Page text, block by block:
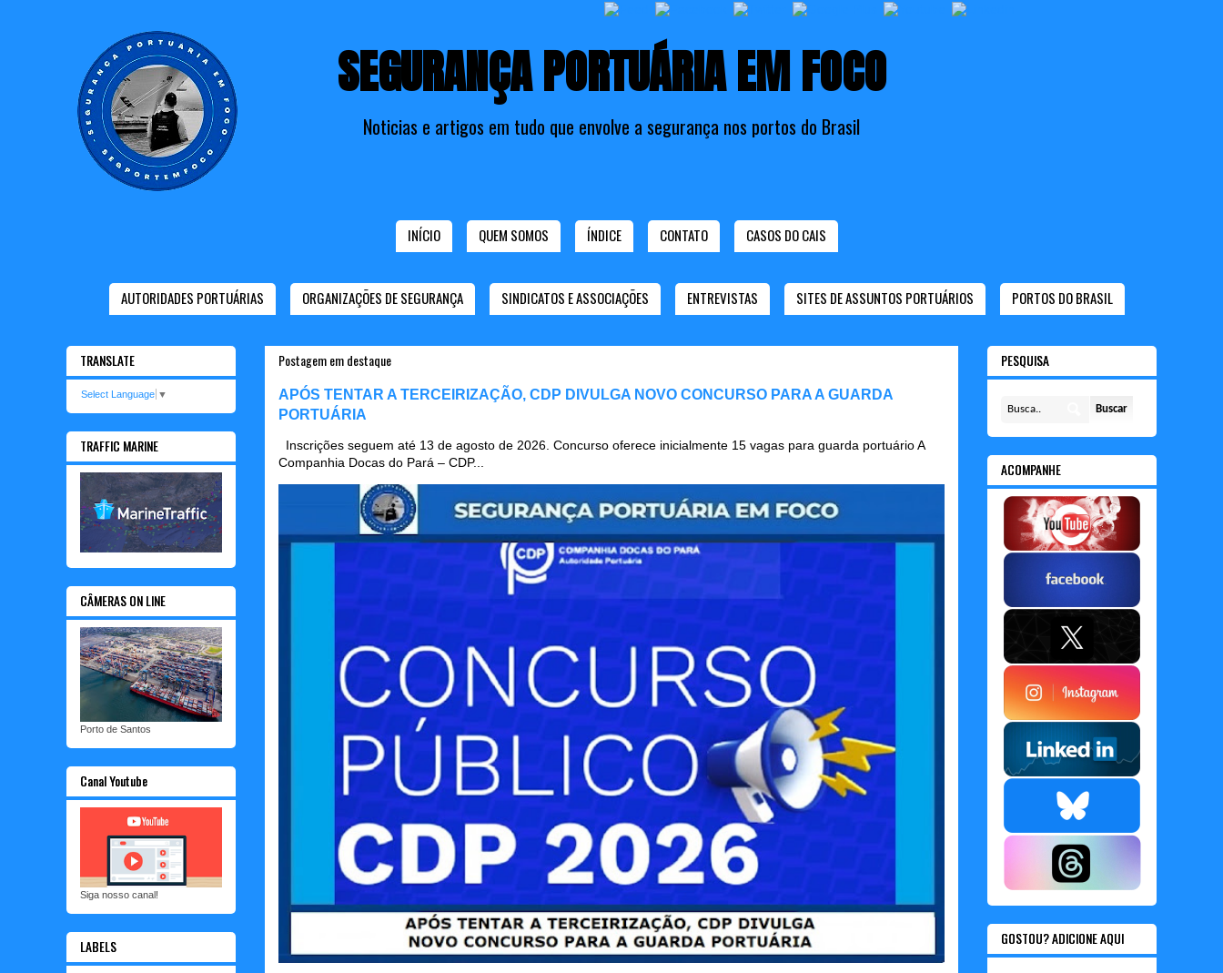
SEGURANÇA PORTUÁRIA EM FOCO
Noticias e artigos em tudo que envolve a segurança nos portos do Brasil
INÍCIO QUEM SOMOS ÍNDICE CONTATO CASOS DO CAIS
AUTORIDADES PORTUÁRIAS ORGANIZAÇÕES DE SEGURANÇA SINDICATOS E ASSOCIAÇÕES ENTREVISTAS SITES DE ASSUNTOS PORTUÁRIOS PORTOS DO BRASIL
Postagem em destaque
APÓS TENTAR A TERCEIRIZAÇÃO, CDP DIVULGA NOVO CONCURSO PARA A GUARDA
PORTUÁRIA
Inscrições seguem até 13 de agosto de 2026. Concurso oferece inicialmente 15 vagas para guarda portuário A
Companhia Docas do Pará – CDP...
TRANSLATE
Select Language ▼
TRAFFIC MARINE
CÂMERAS ON LINE
Porto de Santos
Canal Youtube
Siga nosso canal!
LABELS
PESQUISA
ACOMPANHE
GOSTOU? ADICIONE AQUI